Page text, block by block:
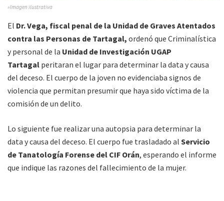
»Imagen ilustrativa
El Dr. Vega, fiscal penal de la Unidad de Graves Atentados
contra las Personas de Tartagal, ordenó que Criminalística
y personal de la Unidad de Investigación UGAP
Tartagal peritaran el lugar para determinar la data y causa
del deceso. El cuerpo de la joven no evidenciaba signos de
violencia que permitan presumir que haya sido víctima de la
comisión de un delito.
Lo siguiente fue realizar una autopsia para determinar la
data y causa del deceso. El cuerpo fue trasladado al Servicio
de Tanatología Forense del CIF Orán, esperando el informe
que indique las razones del fallecimiento de la mujer.